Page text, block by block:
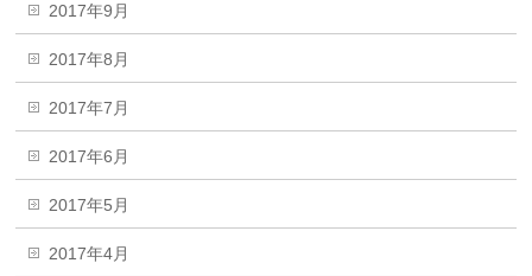
2017年9月
2017年8月
2017年7月
2017年6月
2017年5月
2017年4月